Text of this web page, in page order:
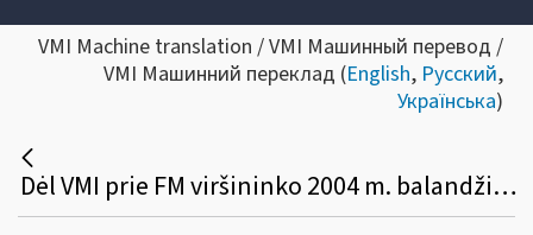
VMI Machine translation / VMI Машинный перевод /
VMI Машинний переклад (English, Русский,
Українська)
Dėl VMI prie FM viršininko 2004 m. balandžio 28 d. įsakymo VA-64 pakeitimo